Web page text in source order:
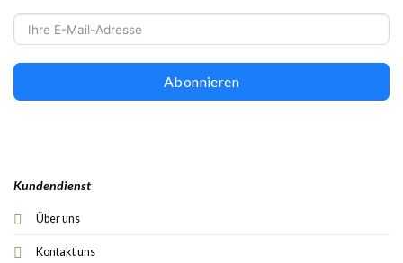
Kundendienst
Über uns
Kontakt uns
Abonnieren